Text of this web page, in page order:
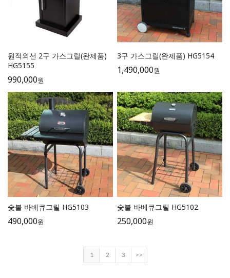
원적외선 2구 가스그릴(완제품)
HG5155
990,000원
3구 가스그릴(완제품) HG5154
1,490,000원
숯불 바베큐그릴 HG5103
490,000원
숯불 바베큐그릴 HG5102
250,000원
1 2 3 >>